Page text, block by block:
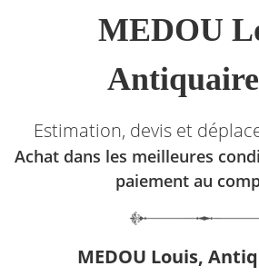
MEDOU
Estimation, devis et
Achat dans les meilleures
paiement au
MEDOU Louis,